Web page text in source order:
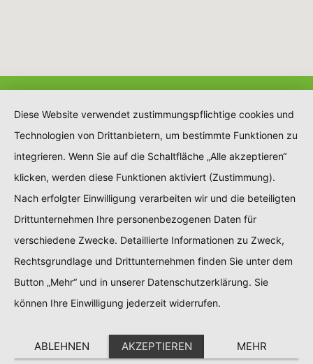
Diese Website verwendet zustimmungspflichtige cookies und
Technologien von Drittanbietern, um bestimmte Funktionen zu
integrieren. Wenn Sie auf die Schaltfläche „Alle akzeptieren“
klicken, werden diese Funktionen aktiviert (Zustimmung).
Nach erfolgter Einwilligung verarbeiten wir und die beteiligten
Drittunternehmen Ihre personenbezogenen Daten für
verschiedene Zwecke. Detaillierte Informationen zu Zweck,
Rechtsgrundlage und Drittunternehmen finden Sie unter dem
Button „Mehr“ und in unserer Datenschutzerklärung. Sie
können Ihre Einwilligung jederzeit widerrufen.
ABLEHNEN AKZEPTIEREN MEHR